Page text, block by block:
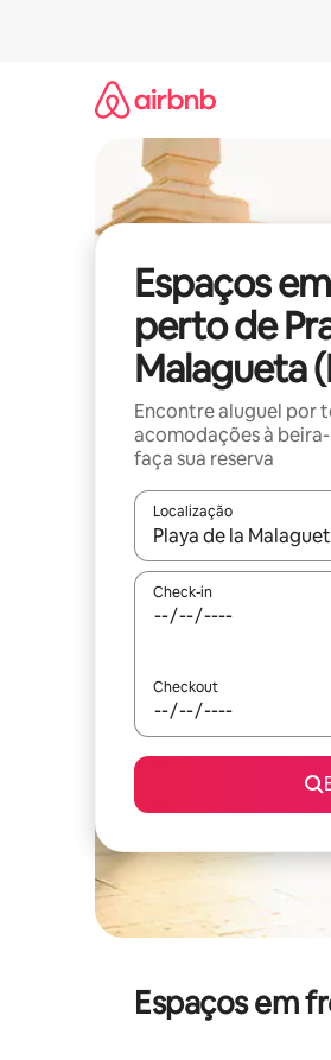
Espaços
perto de
Malagueta
Encontre aluguel por
acomodações à
faça sua reserva
Localização
Quando os resultados
Check-in
Checkout
Espaços em